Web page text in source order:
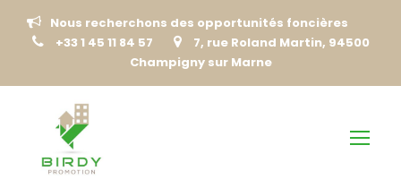
Nous recherchons des opportunités foncières
+33 1 45 11 84 57
7, rue Roland Martin, 94500
Champigny sur Marne